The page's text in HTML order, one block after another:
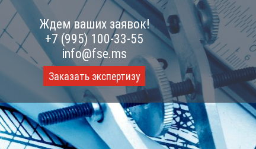
Ждем ваших заявок!
+7 (995) 100-33-55
info@fse.ms
Заказать экспертизу